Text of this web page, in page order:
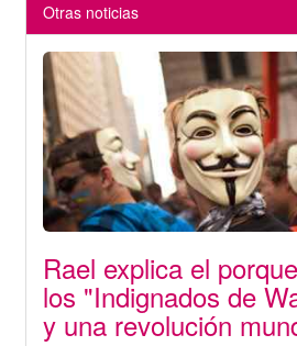
Otras noticias
Rael explica el
los "Indignados de
y una revolución